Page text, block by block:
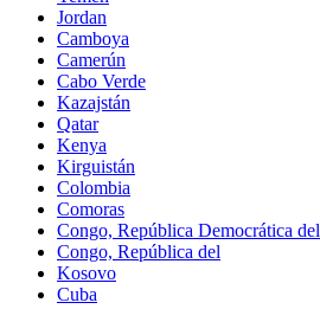
Jordan
Camboya
Camerún
Cabo Verde
Kazajstán
Qatar
Kenya
Kirguistán
Colombia
Comoras
Congo, República Democrática del
Congo, República del
Kosovo
Cuba